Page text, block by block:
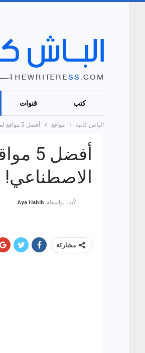
كتب قنوات
الباش كاتبة مواقع أفضل 5 مواقع لمراجعة Grammar باستخدام الذكاء الاصطناعي!
الاصطناعي!
كُتِب بواسطة Aya Habib
مشاركة